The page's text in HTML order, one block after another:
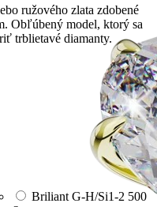
ružového zlata zdobené
Obľúbený model, ktorý sa
trblietavé diamanty.
Briliant G-H/Si1-2 500